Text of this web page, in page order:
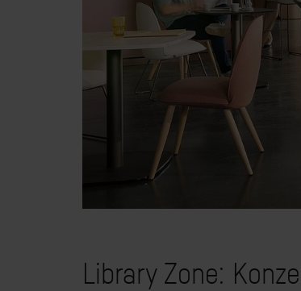
Library Zone: